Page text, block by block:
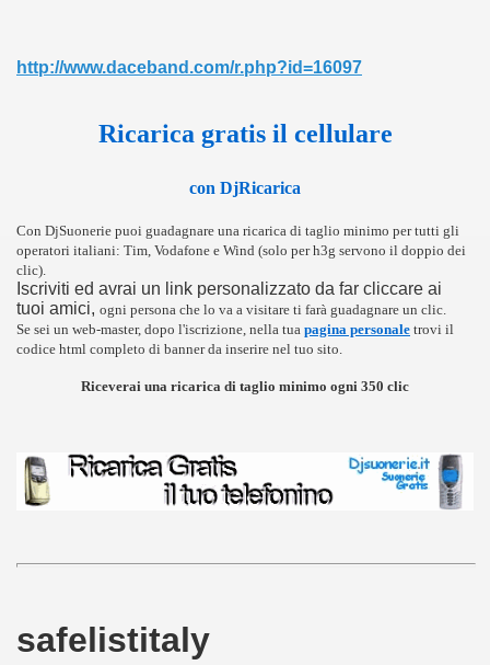
http://www.daceband.com/r.php?id=16097
Ricarica gratis il cellulare
con DjRicarica
Con DjSuonerie puoi guadagnare una ricarica di taglio minimo per tutti gli
operatori italiani: Tim, Vodafone e Wind (solo per h3g servono il doppio dei
clic).
Iscriviti ed avrai un link personalizzato da far cliccare ai
tuoi amici, ogni persona che lo va a visitare ti farà guadagnare un clic.
Se sei un web-master, dopo l'iscrizione, nella tua pagina personale trovi il
codice html completo di banner da inserire nel tuo sito.
Riceverai una ricarica di taglio minimo ogni 350 clic
safelistitaly